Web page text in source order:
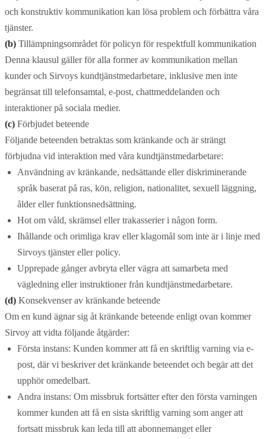
och konstruktiv kommunikation kan lösa problem och förbättra våra
tjänster.
(b) Tillämpningsområdet för policyn för respektfull kommunikation
Denna klausul gäller för alla former av kommunikation mellan
kunder och Sirvoys kundtjänstmedarbetare, inklusive men inte
begränsat till telefonsamtal, e-post, chattmeddelanden och
interaktioner på sociala medier.
(c) Förbjudet beteende
Följande beteenden betraktas som kränkande och är strängt
förbjudna vid interaktion med våra kundtjänstmedarbetare:
Användning av kränkande, nedsättande eller diskriminerande
språk baserat på ras, kön, religion, nationalitet, sexuell läggning,
ålder eller funktionsnedsättning.
Hot om våld, skrämsel eller trakasserier i någon form.
Ihållande och orimliga krav eller klagomål som inte är i linje med
Sirvoys tjänster eller policy.
Upprepade gånger avbryta eller vägra att samarbeta med
vägledning eller instruktioner från kundtjänstmedarbetare.
(d) Konsekvenser av kränkande beteende
Om en kund ägnar sig åt kränkande beteende enligt ovan kommer
Sirvoy att vidta följande åtgärder:
Första instans: Kunden kommer att få en skriftlig varning via e-
post, där vi beskriver det kränkande beteendet och begär att det
upphör omedelbart.
Andra instans: Om missbruk fortsätter efter den första varningen
kommer kunden att få en sista skriftlig varning som anger att
fortsatt missbruk kan leda till att abonnemanget eller